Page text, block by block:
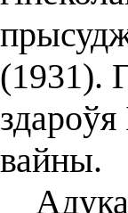
(1931).
вайны.